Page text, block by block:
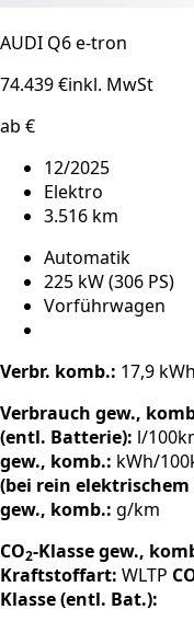
AUDI Q6 e-tron
74.439 €inkl. MwSt
ab €
12/2025
Elektro
3.516 km
Automatik
225 kW (306 PS)
Vorführwagen
Verbr. komb.: 17,9
Verbrauch gew.,
(entl. Batterie): l/
gew., komb.: kWh/
(bei rein elektrischem
gew., komb.: g/km
CO2-Klasse gew.,
Kraftstoffart: WLTP
Klasse (entl. Bat.):